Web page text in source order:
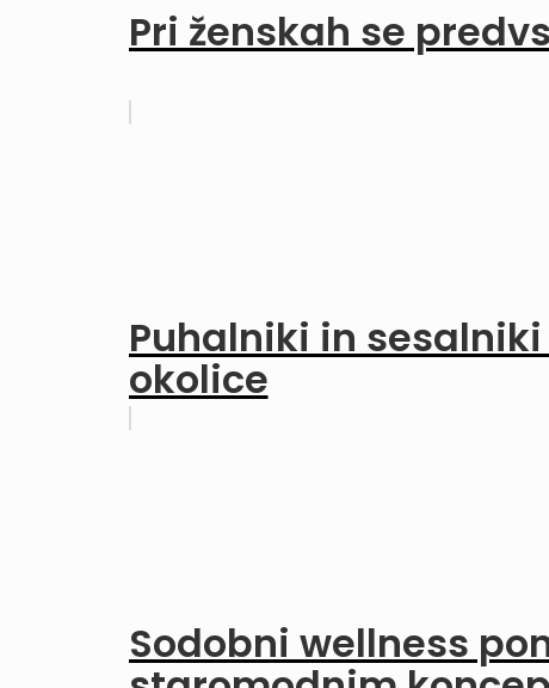
Pri ženskah se
Puhalniki in
okolice
Sodobni wellness